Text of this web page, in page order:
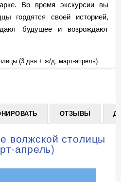
Во время экскурсии вы
гордятся своей историей,
будущее и возрождают
(3 дня + ж/д, март-апрель)
ОТЗЫВЫ
волжской столицы
апрель)